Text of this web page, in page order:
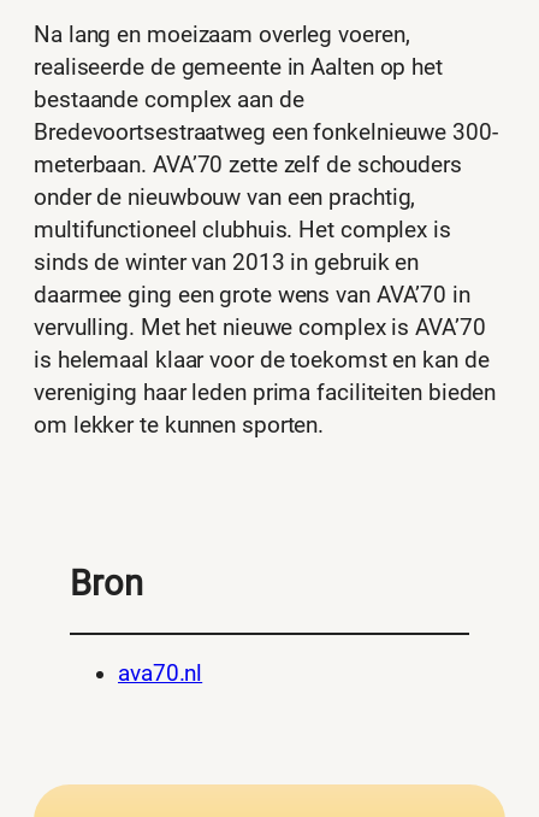
Na lang en moeizaam overleg voeren,
realiseerde de gemeente in Aalten op het
bestaande complex aan de
Bredevoortsestraatweg een fonkelnieuwe 300-
meterbaan. AVA’70 zette zelf de schouders
onder de nieuwbouw van een prachtig,
multifunctioneel clubhuis. Het complex is
sinds de winter van 2013 in gebruik en
daarmee ging een grote wens van AVA’70 in
vervulling. Met het nieuwe complex is AVA’70
is helemaal klaar voor de toekomst en kan de
vereniging haar leden prima faciliteiten bieden
om lekker te kunnen sporten.
Bron
ava70.nl